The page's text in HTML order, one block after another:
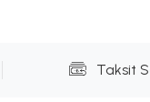
Taksit